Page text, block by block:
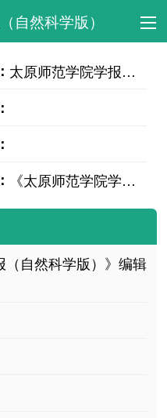
自然科学版）
太原师范学院学报（自然科学版）
《太原师范学院学报（自然科学版）》编辑部
（自然科学版）》编辑